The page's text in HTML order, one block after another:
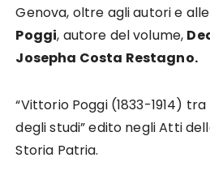
Genova, oltre agli autori e
Poggi, autore del volume,
Josepha Costa Restagno.
“Vittorio Poggi (1833-1914) tra
degli studi” edito negli Atti
Storia Patria.